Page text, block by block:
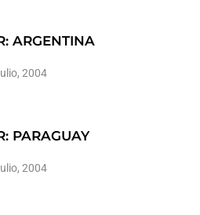
ARGENTINA
2004
PARAGUAY
2004